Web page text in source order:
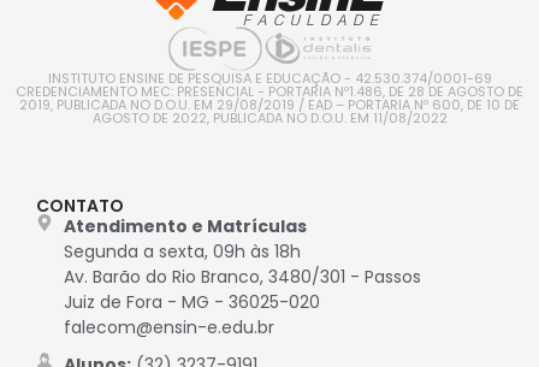
INSTITUTO ENSINE DE PESQUISA E EDUCAÇÃO - 42.530.374/0001-69
CREDENCIAMENTO MEC: PRESENCIAL - PORTARIA Nº1.486, DE 28 DE AGOSTO DE
2019, PUBLICADA NO D.O.U. EM 29/08/2019 / EAD – PORTARIA Nº 600, DE 10 DE
AGOSTO DE 2022, PUBLICADA NO D.O.U. EM 11/08/2022
CONTATO
Atendimento e Matrículas
Segunda a sexta, 09h às 18h
Av. Barão do Rio Branco, 3480/301 - Passos
Juiz de Fora - MG - 36025-020
falecom@ensin-e.edu.br